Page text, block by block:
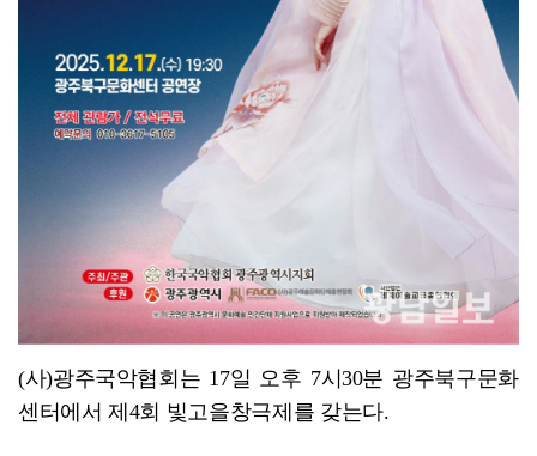
(사)광주국악협회는 17일 오후 7시30분 광주북구문화
센터에서 제4회 빛고을창극제를 갖는다.